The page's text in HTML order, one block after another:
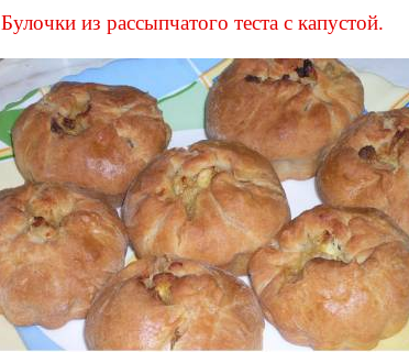
Булочки из рассыпчатого теста с капустой.